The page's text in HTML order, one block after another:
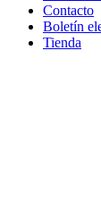
Contacto
Boletín
Tienda